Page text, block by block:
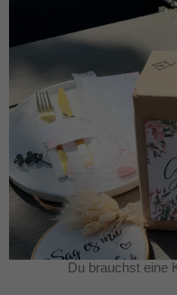
Du brauchst eine